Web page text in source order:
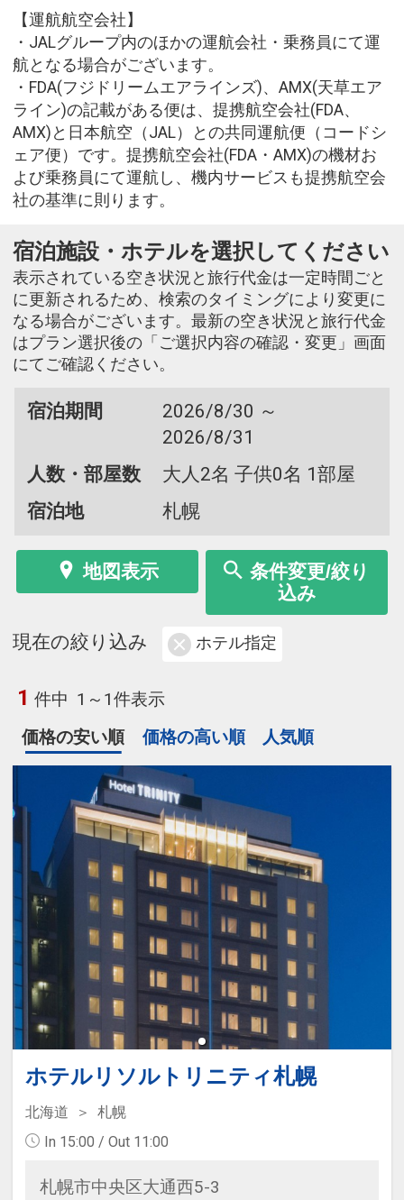
【運航航空会社】
・JALグループ内のほかの運航会社・乗務員にて運
航となる場合がございます。
・FDA(フジドリームエアラインズ)、AMX(天草エア
ライン)の記載がある便は、提携航空会社(FDA、
AMX)と日本航空（JAL）との共同運航便（コードシ
ェア便）です。提携航空会社(FDA・AMX)の機材お
よび乗務員にて運航し、機内サービスも提携航空会
社の基準に則ります。
宿泊施設・ホテルを選択してください
表示されている空き状況と旅行代金は一定時間ごと
に更新されるため、検索のタイミングにより変更に
なる場合がございます。最新の空き状況と旅行代金
はプラン選択後の「ご選択内容の確認・変更」画面
にてご確認ください。
宿泊期間
2026/8/30 ～
2026/8/31
人数・部屋数
大人2名 子供0名 1部屋
宿泊地
札幌
地図表示
条件変更/絞り
込み
現在の絞り込み ホテル指定
1 件中 1～1件表示
価格の安い順
価格の高い順 人気順
ホテルリソルトリニティ札幌
北海道
札幌
In 15:00 / Out 11:00
札幌市中央区大通西5-3